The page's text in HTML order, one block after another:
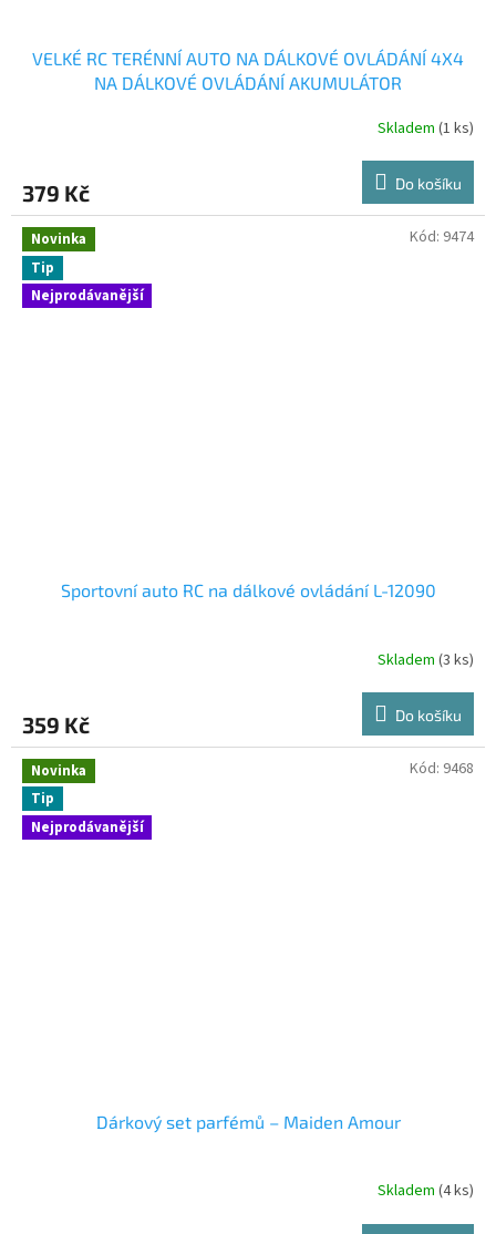
VELKÉ RC TERÉNNÍ AUTO NA DÁLKOVÉ OVLÁDÁNÍ 4X4
NA DÁLKOVÉ OVLÁDÁNÍ AKUMULÁTOR
Skladem (1 ks)
379 Kč Do košíku
Novinka
Tip
Nejprodávanější
Sportovní auto RC na dálkové ovládání L-12090
Skladem (3 ks)
359 Kč Do košíku
Kód: 9474
Novinka
Tip
Nejprodávanější
Dárkový set parfémů – Maiden Amour
Skladem (4 ks)
Kód: 9468